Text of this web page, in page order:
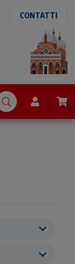
CONTATTI